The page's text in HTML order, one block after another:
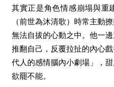
其實正是角色情感崩塌與重
（前世為沐清歌）時常主動
無法自拔的心動之中。他一
推翻自己，反覆拉扯的內心
代人的感情腦內小劇場」，
欲罷不能。